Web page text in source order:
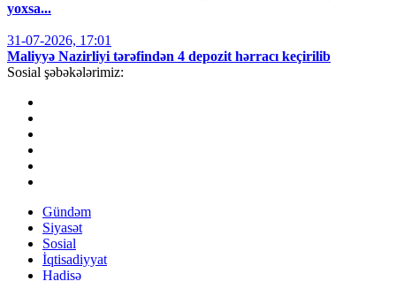
yoxsa...
31-07-2026, 17:01
Maliyyə Nazirliyi tərəfindən 4 depozit hərracı keçirilib
Sosial şəbəkələrimiz:
Gündəm
Siyasət
Sosial
İqtisadiyyat
Hadisə